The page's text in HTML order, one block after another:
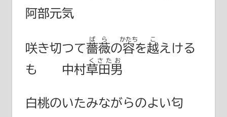
阿部元気
咲き切つて薔薇
ばら
の容
かたち
を越
こ
えける
も
中村草田男
くさたお
白桃のいたみながらのよい匂